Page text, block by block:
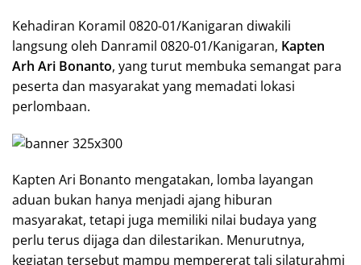
Kehadiran Koramil 0820-01/Kanigaran diwakili
langsung oleh Danramil 0820-01/Kanigaran, Kapten
Arh Ari Bonanto, yang turut membuka semangat para
peserta dan masyarakat yang memadati lokasi
perlombaan.
Kapten Ari Bonanto mengatakan, lomba layangan
aduan bukan hanya menjadi ajang hiburan
masyarakat, tetapi juga memiliki nilai budaya yang
perlu terus dijaga dan dilestarikan. Menurutnya,
kegiatan tersebut mampu mempererat tali silaturahmi